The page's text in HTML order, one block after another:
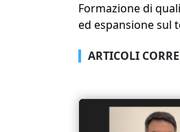
Formazione di
ed espansione sul
ARTICOLI